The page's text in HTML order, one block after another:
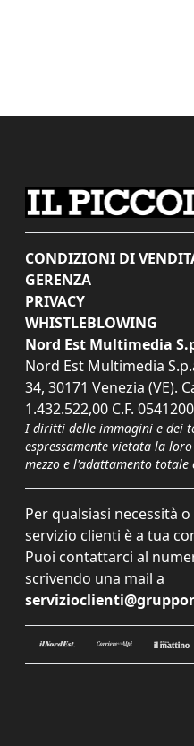
CONDIZIONI DI
GERENZA
PRIVACY
WHISTLEBLOWING
Nord Est Multimedia
Nord Est Multimedia
34, 30171 Venezia (VE).
1.432.522,00 C.F.
I diritti delle immagini e dei
espressamente vietata la
mezzo e l'adattamento totale
Per qualsiasi necessità
servizio clienti è a tua
Puoi contattarci al
scrivendo una mail a